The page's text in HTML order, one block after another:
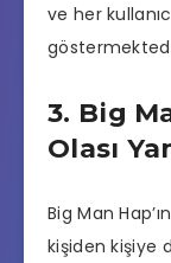
ve her
3. Big
Olası
Big Man
kişiden kişiye